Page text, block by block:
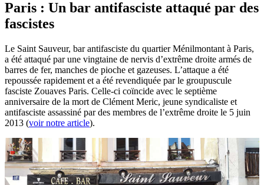
Paris : Un bar antifasciste attaqué par des
fascistes
Le Saint Sauveur, bar antifasciste du quartier Ménilmontant à Paris,
a été attaqué par une vingtaine de nervis d’extrême droite armés de
barres de fer, manches de pioche et gazeuses. L’attaque a été
repoussée rapidement et a été revendiquée par le groupuscule
fasciste Zouaves Paris. Celle-ci coïncide avec le septième
anniversaire de la mort de Clément Meric, jeune syndicaliste et
antifasciste assassiné par des membres de l’extrême droite le 5 juin
2013 (voir notre article).